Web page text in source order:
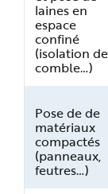
laines en
espace
confiné
(isolation de
comble…)
Pose de de
matériaux
compactés
(panneaux,
feutres…)